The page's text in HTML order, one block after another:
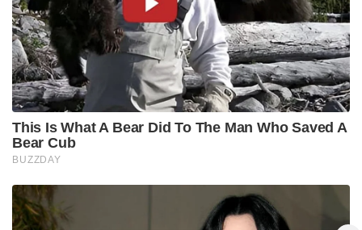
This Is What A Bear Did To The Man Who Saved A
Bear Cub
BUZZDAY